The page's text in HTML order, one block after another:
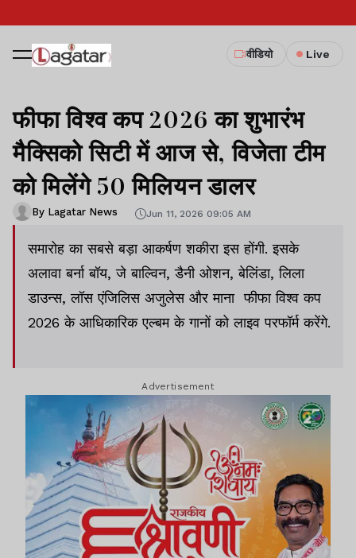
वीडियो Live
फीफा विश्व कप 2026 का शुभारंभ
मैक्सिको सिटी में आज से, विजेता टीम
को मिलेंगे 50 मिलियन डालर
By Lagatar News Jun 11, 2026 09:05 AM
समारोह का सबसे बड़ा आकर्षण शकीरा इस होंगी. इसके
अलावा बर्ना बॉय, जे बाल्विन, डैनी ओशन, बेलिंडा, लिला
डाउन्स, लॉस एंजिलिस अजुलेस और माना फीफा विश्व कप
2026 के आधिकारिक एल्बम के गानों को लाइव परफॉर्म करेंगे.
Advertisement